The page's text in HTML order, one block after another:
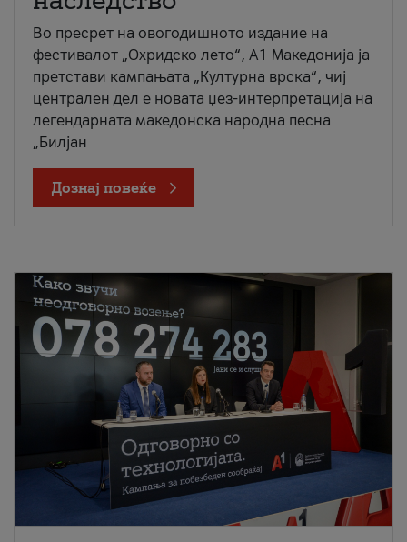
Во пресрет на овогодишното издание на
фестивалот „Охридско лето“, А1 Македонија ја
претстави кампањата „Културна врска“, чиј
централен дел е новата џез-интерпретација на
легендарната македонска народна песна
„Билјан
Дознај повеќе